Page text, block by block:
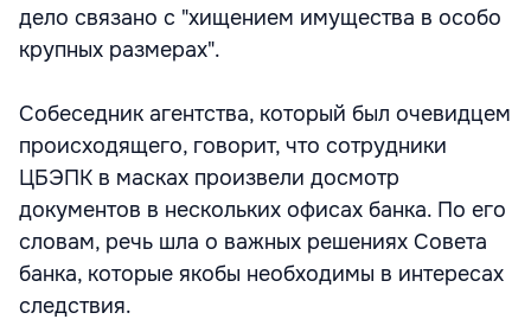
дело связано с "хищением имущества в особо
крупных размерах".
Собеседник агентства, который был очевидцем
происходящего, говорит, что сотрудники
ЦБЭПК в масках произвели досмотр
документов в нескольких офисах банка. По его
словам, речь шла о важных решениях Совета
банка, которые якобы необходимы в интересах
следствия.